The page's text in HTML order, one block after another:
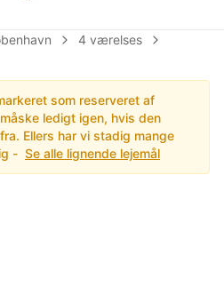
4 værelses
som reserveret af
ledigt igen, hvis den
Ellers har vi stadig mange
- Se alle lignende lejemål